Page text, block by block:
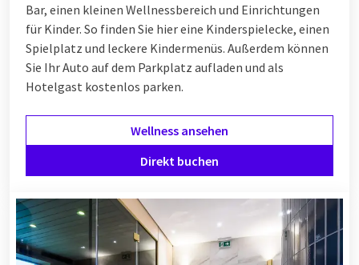
Bar, einen kleinen Wellnessbereich und Einrichtungen
für Kinder. So finden Sie hier eine Kinderspielecke, einen
Spielplatz und leckere Kindermenüs. Außerdem können
Sie Ihr Auto auf dem Parkplatz aufladen und als
Hotelgast kostenlos parken.
Wellness ansehen
Direkt buchen